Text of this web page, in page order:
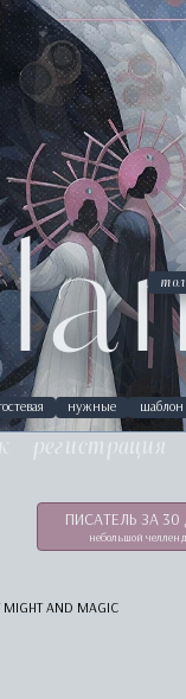
гостевая нужные
регистрация
ПИСАТЕЛЬ ЗА 30
небольшой
MIGHT AND MAGIC